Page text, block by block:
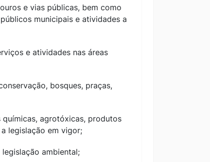
e vias públicas, bem como
municipais e atividades a
e atividades nas áreas
bosques, praças,
agrotóxicas, produtos
legislação em vigor;
ambiental;